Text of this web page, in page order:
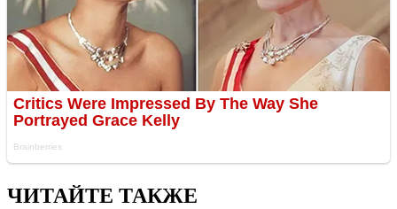
ЧИТАЙТЕ ТАКЖЕ